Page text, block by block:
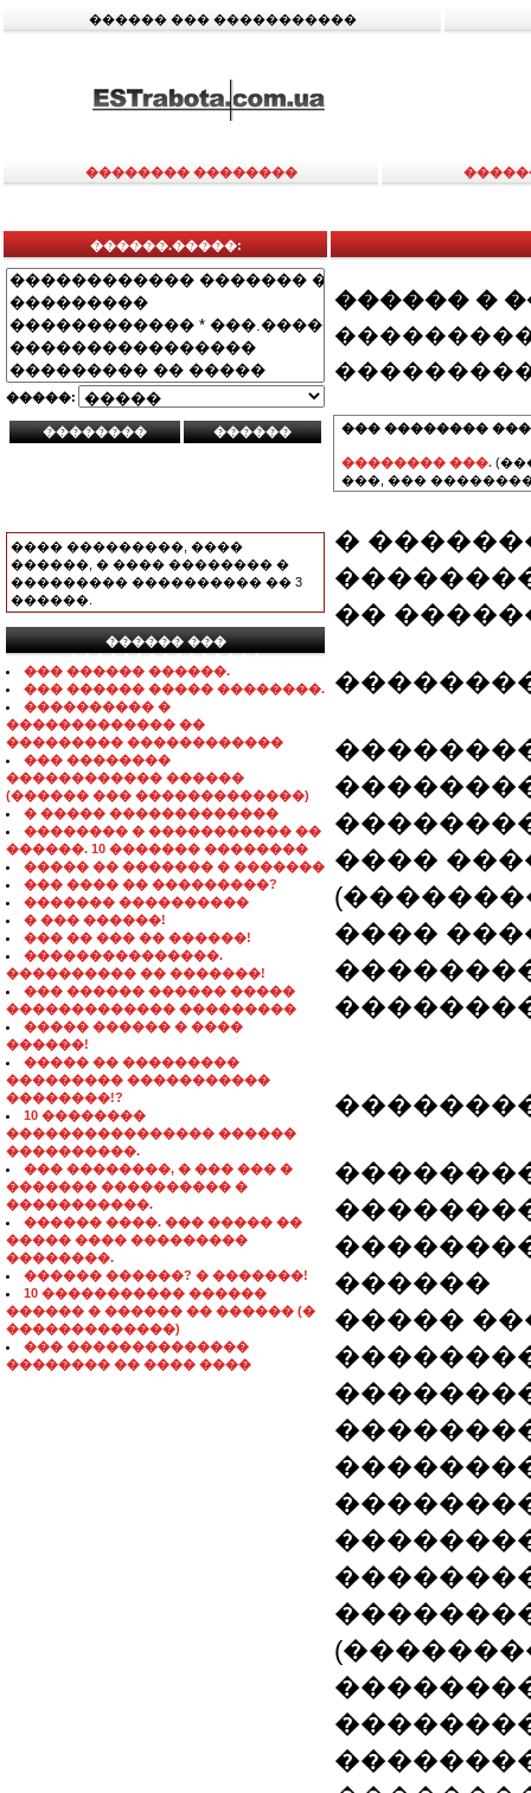
������ ��� �����������
�������� ��������
������.�����:
�����:
���� ���������, ����
������, � ���� �������� �
��������� ���������� �� 3
������.
������ ���
���������������
��� ������ ������.
��� ������ ����� ��������.
���������� �
������������� ��
��������� ������������
��� ��������
������������ ������
(������ ��� �������������)
� ����� �������������
�������� � ����������� ��
������. 10 ������� ��������
����� �� ������� � �������
��� ���� �� ���������?
������� ����������
� ��� ������!
��� �� ��� �� ������!
���������������.
���������� �� �������!
��� ������ ������ �����
������������� ���������
����� ������ � ����
������!
����� �� ���������
��������� �����������
��������!?
10 ��������
���������������� ������
����������.
��� ��������, � ��� ��� �
������� ���������� �
�����������.
������ ����. ��� ����� ��
����� ���� ���������
��������.
������ ������? � �������!
10 ����������� ������
������ � ������ �� ������ (�
�������������)
��� ��������������
�������� �� ���� ����
������ �
��� ��������
�������� ���.
���, ���
�
��
����
����
������
�����